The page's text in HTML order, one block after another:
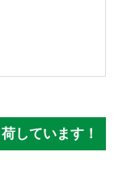
しています！